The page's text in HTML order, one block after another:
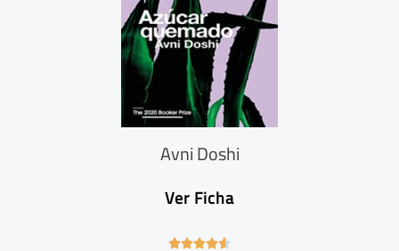
Avni Doshi
Ver Ficha
